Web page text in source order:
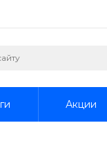
и
использования.
.
Акции